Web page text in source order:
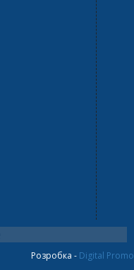
Розробка - Digital Promo